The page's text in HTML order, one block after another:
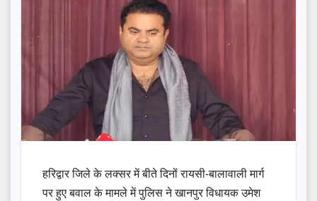
हरिद्वार जिले के लक्सर में बीते दिनों रायसी-बालावाली मार्ग
पर हुए बवाल के मामले में पुलिस ने खानपुर विधायक उमेश